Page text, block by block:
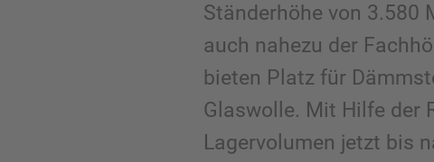
Ständerhöhe von 3.580
auch nahezu der
bieten Platz für
Glaswolle. Mit Hilfe der
Lagervolumen jetzt bis